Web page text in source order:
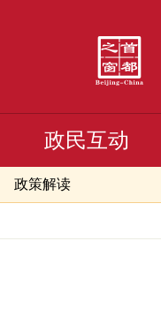
政策解读
政民互动